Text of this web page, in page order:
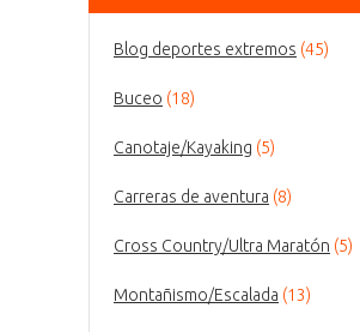
Blog deportes extremos (45)
Buceo (18)
Canotaje/Kayaking (5)
Carreras de aventura (8)
Cross Country/Ultra Maratón (5)
Montañismo/Escalada (13)